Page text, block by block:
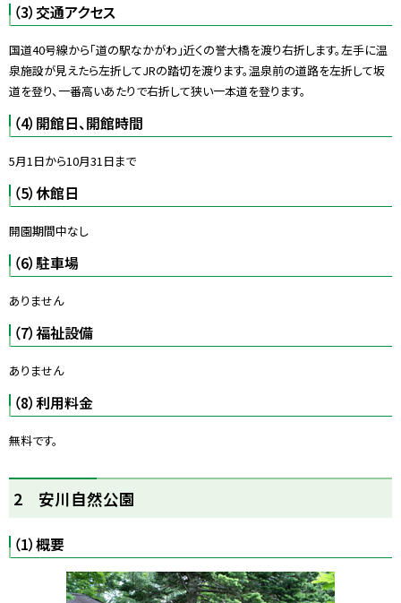
（3）交通アクセス
国道40号線から「道の駅なかがわ」近くの誉大橋を渡り右折します。左手に温
泉施設が見えたら左折してJRの踏切を渡ります。温泉前の道路を左折して坂
道を登り、一番高いあたりで右折して狭い一本道を登ります。
（4）開館日、開館時間
5月1日から10月31日まで
（5）休館日
開園期間中なし
（6）駐車場
ありません
（7）福祉設備
ありません
（8）利用料金
無料です。
ッ
に
2 安川自然公園
（1）概要